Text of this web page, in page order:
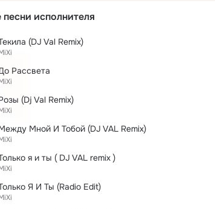
исполнителя
(DJ Val Remix)
Рассвета
(Dj Val Remix)
Мной И Тобой (DJ VAL Remix)
я и ты ( DJ VAL remix )
Я И Ты (Radio Edit)